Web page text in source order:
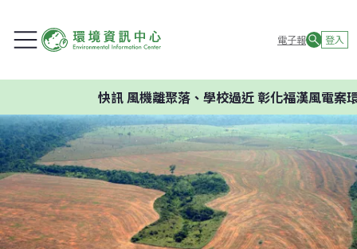
電子報 登入
風機離聚落、學校過近 彰化福漢風電案環委建